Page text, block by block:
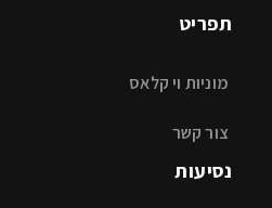
תפריט
מוניות וי קלאס
צור קשר
נסיעות